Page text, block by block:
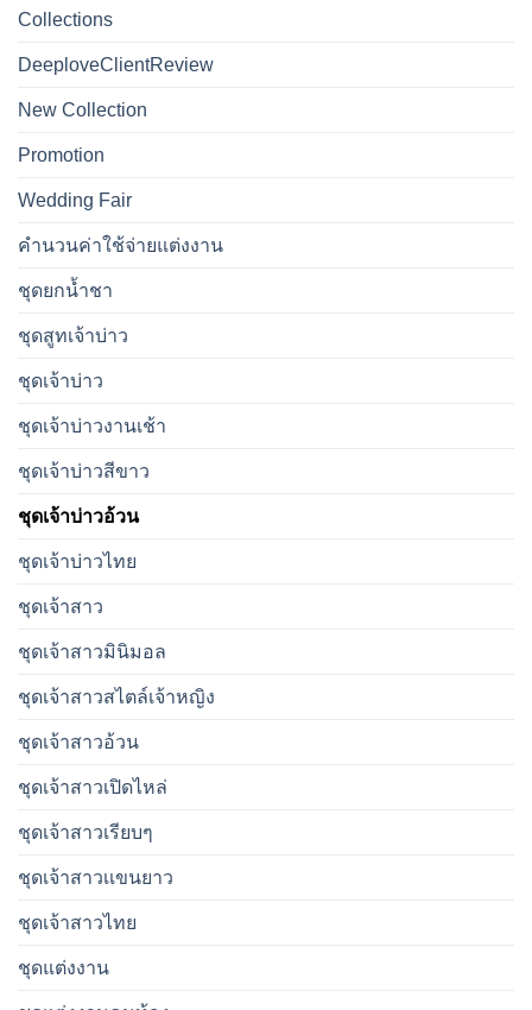
Collections
DeeploveClientReview
New Collection
Promotion
Wedding Fair
คำนวนค่าใช้จ่ายแต่งงาน
ชุดยกน้ำชา
ชุดสูทเจ้าบ่าว
ชุดเจ้าบ่าว
ชุดเจ้าบ่าวงานเช้า
ชุดเจ้าบ่าวสีขาว
ชุดเจ้าบ่าวอ้วน
ชุดเจ้าบ่าวไทย
ชุดเจ้าสาว
ชุดเจ้าสาวมินิมอล
ชุดเจ้าสาวสไตล์เจ้าหญิง
ชุดเจ้าสาวอ้วน
ชุดเจ้าสาวเปิดไหล่
ชุดเจ้าสาวเรียบๆ
ชุดเจ้าสาวเเขนยาว
ชุดเจ้าสาวไทย
ชุดแต่งงาน